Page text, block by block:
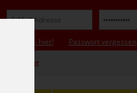
Infos hier! Passwort
Kontakt